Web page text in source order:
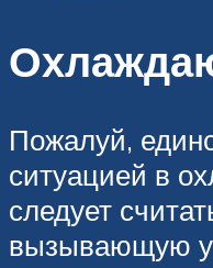
Пожалуй,
ситуацией в
следует
вызывающую